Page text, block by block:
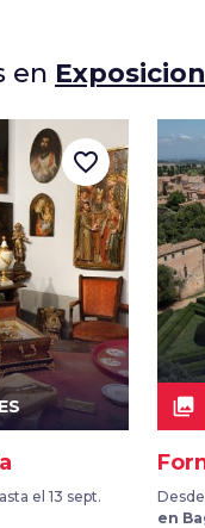
en
el 13 sept.
favorite_border
collections
en